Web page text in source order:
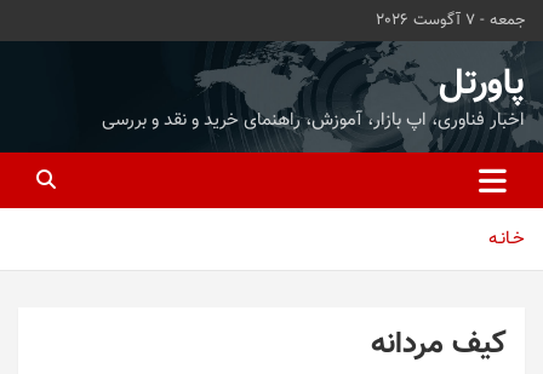
محتوا
بروید
جمعه - 7 آگوست 2026
پاورتل
اخبار فناوری، اپ بازار، آموزش، راهنمای خرید و نقد و بررسی
خـانـه
کیف مردانه